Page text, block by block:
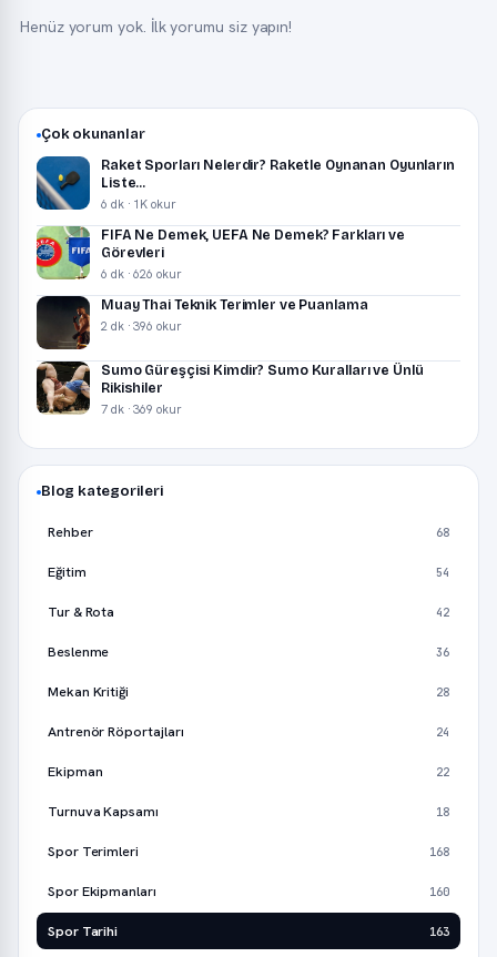
Henüz yorum yok. İlk yorumu siz yapın!
Çok okunanlar
Raket Sporları Nelerdir? Raketle Oynanan Oyunların
Liste...
6 dk · 1K okur
FIFA Ne Demek, UEFA Ne Demek? Farkları ve
Görevleri
6 dk · 626 okur
Muay Thai Teknik Terimler ve Puanlama
2 dk · 396 okur
Sumo Güreşçisi Kimdir? Sumo Kuralları ve Ünlü
Rikishiler
7 dk · 369 okur
Blog kategorileri
Rehber 68
Eğitim 54
Tur & Rota 42
Beslenme 36
Mekan Kritiği 28
Antrenör Röportajları 24
Ekipman 22
Turnuva Kapsamı 18
Spor Terimleri 168
Spor Ekipmanları 160
Spor Tarihi 163